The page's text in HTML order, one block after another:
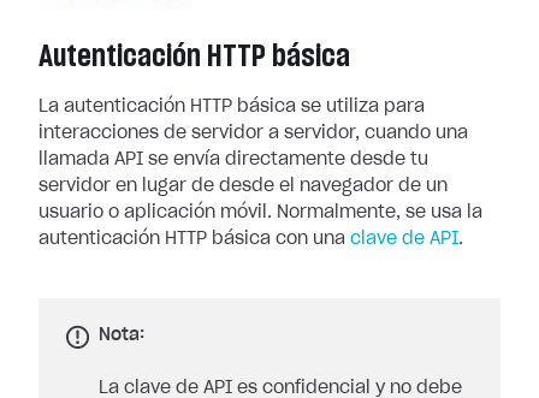
Autenticación HTTP básica
La autenticación HTTP básica se utiliza para
interacciones de servidor a servidor, cuando una
llamada API se envía directamente desde tu
servidor en lugar de desde el navegador de un
usuario o aplicación móvil. Normalmente, se usa la
autenticación HTTP básica con una clave de API.
Nota:
La clave de API es confidencial y no debe